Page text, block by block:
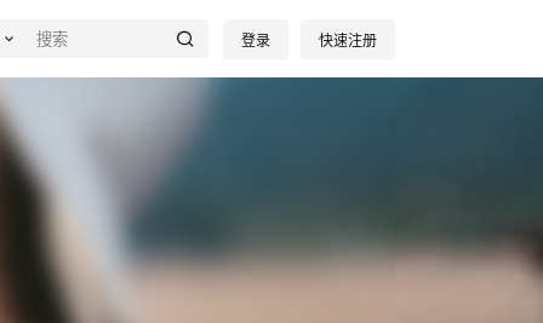
登录 快速注册